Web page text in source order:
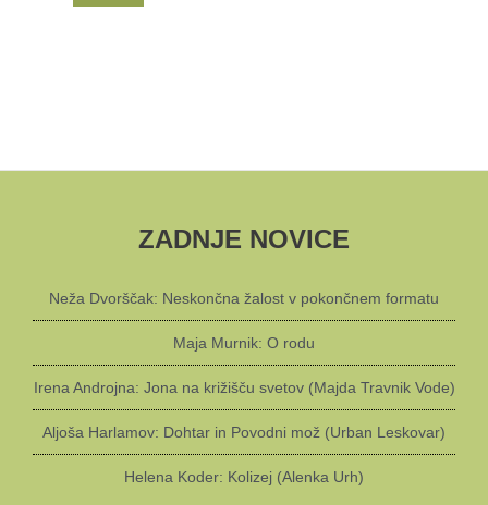
ZADNJE NOVICE
Neža Dvorščak: Neskončna žalost v pokončnem formatu
Maja Murnik: O rodu
Irena Androjna: Jona na križišču svetov (Majda Travnik Vode)
Aljoša Harlamov: Dohtar in Povodni mož (Urban Leskovar)
Helena Koder: Kolizej (Alenka Urh)